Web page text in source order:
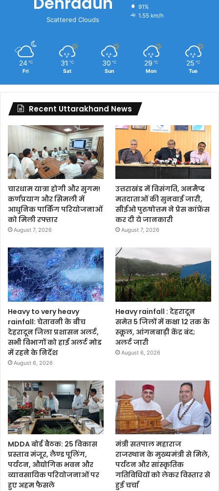
Scattered Clouds
91%
1.55 km/h
24 ℃
Fri
31 ℃
Sat
30 ℃
Sun
29 ℃
Mon
25 ℃
Tue
Recent Uttarakhand News
चारधाम यात्रा होगी और सुगम!
कर्णप्रयाग और सिमली में
आधुनिक पार्किंग परियोजनाओं
को मिली रफ्तार
August 7, 2026
उत्तराखंड में विसंगति, अनमैप्ड
मतदाताओं की सुनवाई जारी,
सीईओ पुरुषोत्तम ने प्रेस कांफ्रेंस
कर दी ये जानकारी
August 7, 2026
Heavy to very heavy
rainfall: चेतावनी के बीच
देहरादून जिला प्रशासन अलर्ट,
सभी विभागों को हाई अलर्ट मोड
में रहने के निर्देश
August 6, 2026
Heavy rainfall : देहरादून
समेत 5 जिलों में कक्षा 12 तक के
स्कूल, आंगनबाड़ी केंद्र बंद;
अलर्ट जारी
August 6, 2026
MDDA बोर्ड बैठक: 25 विकास
प्रस्ताव मंजूर, लैण्ड पूलिंग,
पर्यटन, औद्योगिक भवन और
व्यावसायिक परियोजनाओं पर
हुए अहम फैसले
मंत्री सतपाल महाराज
राजस्थान के मुख्यमंत्री से मिले,
पर्यटन और सांस्कृतिक
गतिविधियों को लेकर विस्तार से
हुई चर्चा